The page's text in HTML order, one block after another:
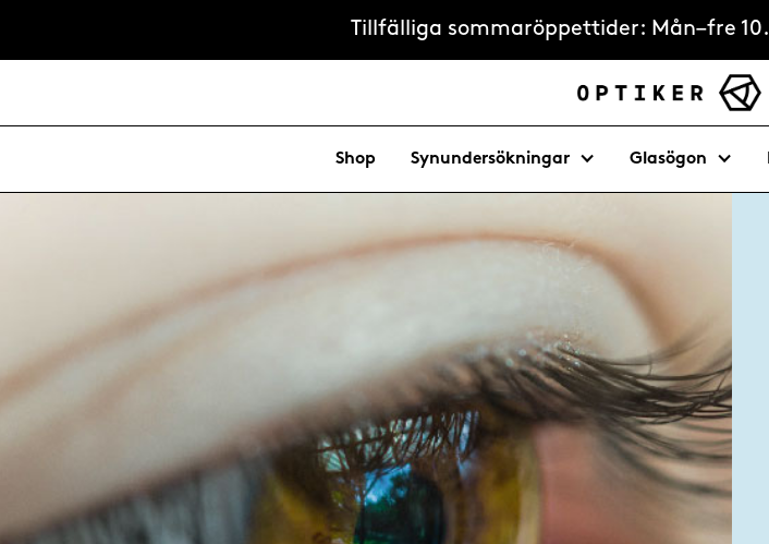
Tillfälliga sommaröppettider: Mån–fre
Shop Synundersökningar Glasögon